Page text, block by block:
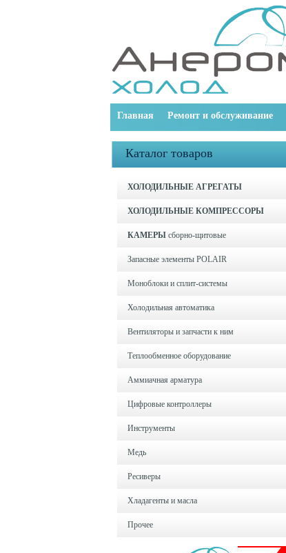
Главная Ремонт и обслуживание
Каталог товаров
ХОЛОДИЛЬНЫЕ АГРЕГАТЫ
ХОЛОДИЛЬНЫЕ КОМПРЕССОРЫ
КАМЕРЫ сборно-щитовые
Запасные элементы POLAIR
Моноблоки и cплит-системы
Холодильная автоматика
Вентиляторы и запчасти к ним
Теплообменное оборудование
Аммиачная арматура
Цифровые контроллеры
Инструменты
Медь
Ресиверы
Хладагенты и масла
Прочее